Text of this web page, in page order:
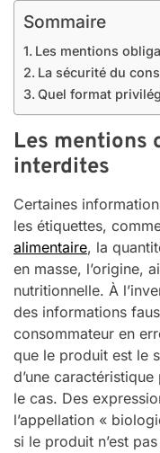
Sommaire
Les mentions
La sécurité du
Quel format
Les mentions
interdites
Certaines
les étiquettes,
alimentaire, la
en masse, l’origine,
nutritionnelle. À
des informations
consommateur en
que le produit est le
d’une
le cas. Des
l’appellation «
si le produit n’est